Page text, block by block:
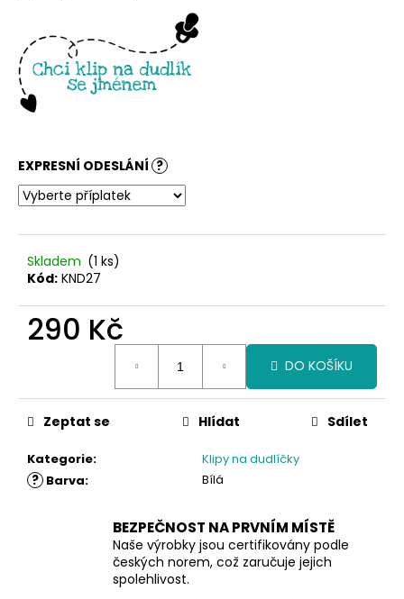
EXPRESNÍ ODESLÁNÍ ?
Skladem (1 ks)
Kód: KND27
290 Kč
DO KOŠÍKU
Kategorie: Klipy na dudlíčky
? Barva: Bílá
Zeptat se Hlídat Sdílet
BEZPEČNOST NA PRVNÍM MÍSTĚ
Naše výrobky jsou certifikovány podle
českých norem, což zaručuje jejich
spolehlivost.
e